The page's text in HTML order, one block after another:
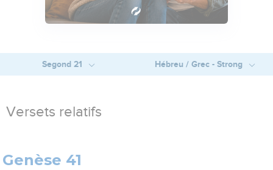
Segond 21 Hébreu / Grec - Strong
Versets relatifs
Genèse 41